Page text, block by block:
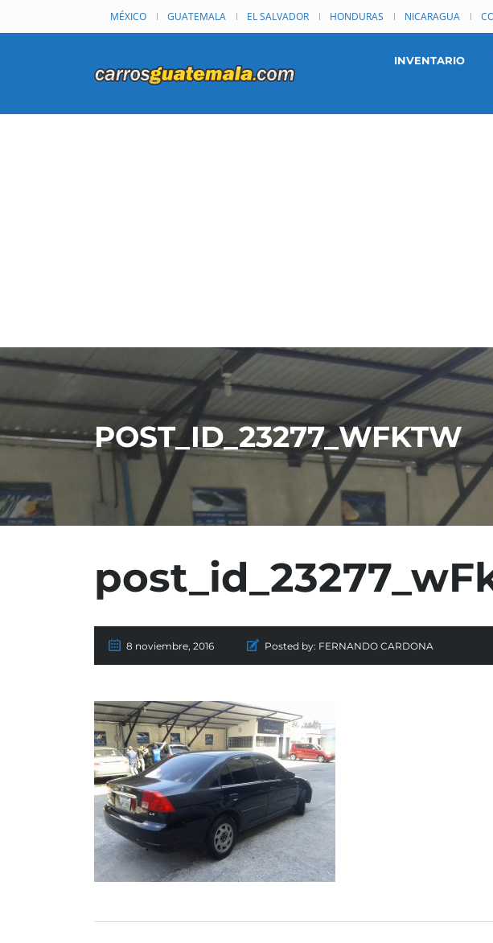
MÉXICO GUATEMALA EL SALVADOR HONDURAS NICARAGUA
INVENTARIO
POST_ID_23277_WFKTW
8 noviembre, 2016 Posted by: FERNANDO CARDONA